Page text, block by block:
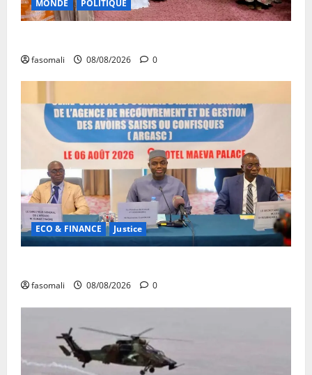
MONDE POLITIQUE
fasomali 08/08/2026 0
ECO & FINANCE Justice
fasomali 08/08/2026 0